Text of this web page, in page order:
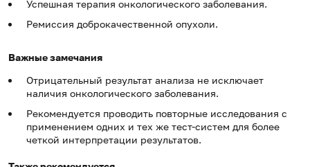
Успешная терапия онкологического заболевания.
Ремиссия доброкачественной опухоли.
Важные замечания
Отрицательный результат анализа не исключает
наличия онкологического заболевания.
Рекомендуется проводить повторные исследования с
применением одних и тех же тест-систем для более
четкой интерпретации результатов.